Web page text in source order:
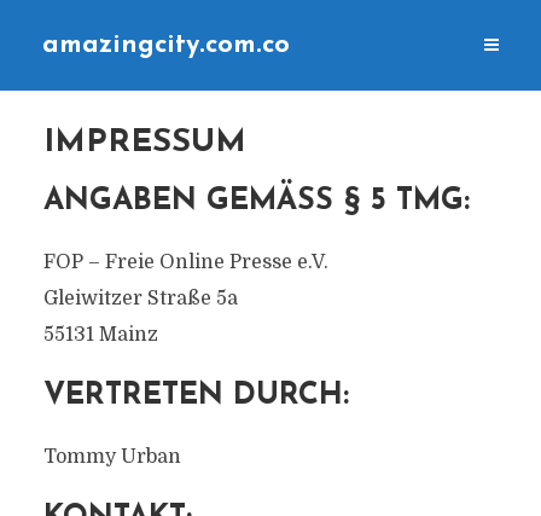
amazingcity.com.co
IMPRESSUM
ANGABEN GEMÄSS § 5 TMG:
FOP – Freie Online Presse e.V.
Gleiwitzer Straße 5a
55131 Mainz
VERTRETEN DURCH:
Tommy Urban